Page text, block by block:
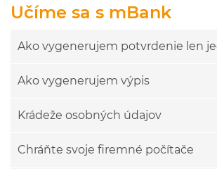
Učíme sa s mBank
Ako vygenerujem potvrdenie len
Ako vygenerujem výpis
Krádeže osobných údajov
Chráňte svoje firemné počítače